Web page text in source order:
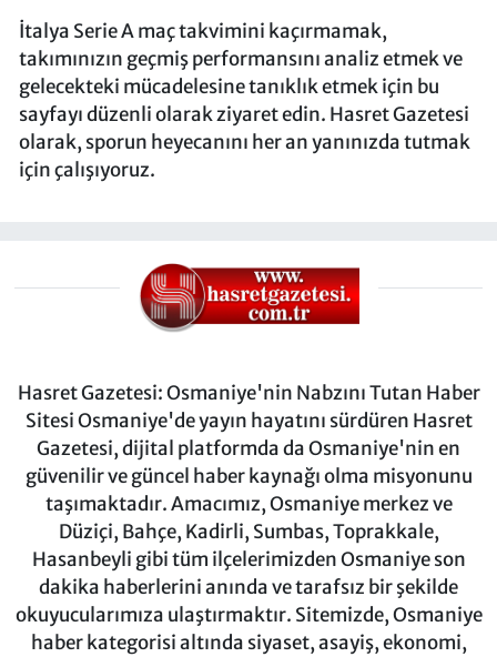
İtalya Serie A maç takvimini kaçırmamak,
takımınızın geçmiş performansını analiz etmek ve
gelecekteki mücadelesine tanıklık etmek için bu
sayfayı düzenli olarak ziyaret edin. Hasret Gazetesi
olarak, sporun heyecanını her an yanınızda tutmak
için çalışıyoruz.
Hasret Gazetesi: Osmaniye'nin Nabzını Tutan Haber
Sitesi Osmaniye'de yayın hayatını sürdüren Hasret
Gazetesi, dijital platformda da Osmaniye'nin en
güvenilir ve güncel haber kaynağı olma misyonunu
taşımaktadır. Amacımız, Osmaniye merkez ve
Düziçi, Bahçe, Kadirli, Sumbas, Toprakkale,
Hasanbeyli gibi tüm ilçelerimizden Osmaniye son
dakika haberlerini anında ve tarafsız bir şekilde
okuyucularımıza ulaştırmaktır. Sitemizde, Osmaniye
haber kategorisi altında siyaset, asayiş, ekonomi,